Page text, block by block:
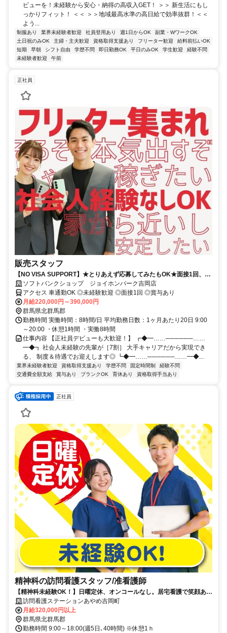
ビューを！未経験から安心・納得の高収入GET！ ＞＞ 新生活にもし
っかりフィット！ ＜＜ ＞＞地域最高水準の高日給で効率抜群！＜＜
よう...
制服あり 業界未経験者歓迎 社員登用あり 週1日からOK
副業・WワークOK
土日祝のみOK
主婦・主夫歓迎 資格取得支援あり フリーター歓迎
給料前払いOK
短期
早朝 シフト自由 学歴不問 即日勤務OK 平日のみOK 学生歓迎
経験不問
未経験者歓迎
午前
正社員
販売スタッフ
【NO VISA SUPPORT】★とりあえず応募してみたもOK★面接1回、最
短1週間で内定可！正社員デビューにオススメ★
ソフトバンクショップ ジョイホンパーク吉岡店
アクセス 車通勤OK ◎未経験歓迎 ◎面接1回 ◎賞与あり
月給220,000円～390,000円
群馬県北群馬郡
勤務時間 実働時間：8時間/日 平均勤務日数：1ヶ月あたり20日 9:00
～20:00 ・休憩1時間 ・実働8時間
仕事内容 【正社員デビューも大歓迎！】 ┏◆━……──────……
━◆┓ 社会人未経験の先輩が［7割］ 大手キャリアだから実現でき
る、 制度＆待遇でお迎えします◎ ┗◆━……──────……━◆...
業界未経験者歓迎 資格取得支援あり 学歴不問 固定時間制
経験不問
交通費全額支給
賞与あり ブランクOK 育休あり 資格取得手当あり
正社員
精神科の訪問看護スタッフ/准看護師
【精神科未経験OK！】日曜定休、オンコールなし。居宅看護で笑顔あふ
れる毎日をサポート。
訪問看護ステーションあやめ吉岡町
月給320,000円以上
群馬県北群馬郡
勤務時間 9:00～18:00(週5日､40時間) ※休憩1ｈ